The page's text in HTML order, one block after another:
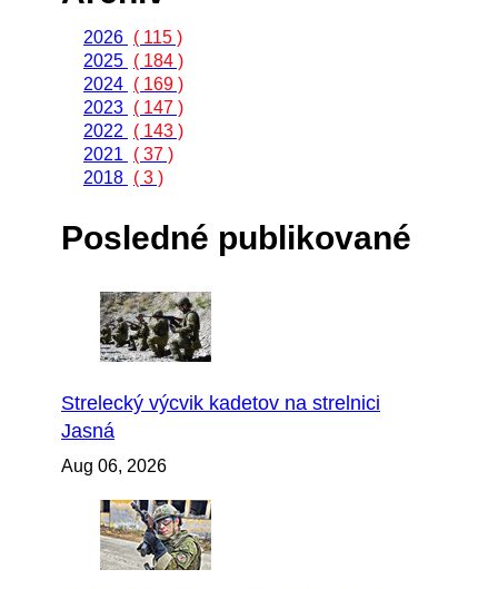
2026 ( 115 )
2025 ( 184 )
2024 ( 169 )
2023 ( 147 )
2022
( 143 )
2021
( 37 )
2018 ( 3 )
Posledné publikované
Strelecký výcvik kadetov na strelnici
Jasná
Aug 06, 2026